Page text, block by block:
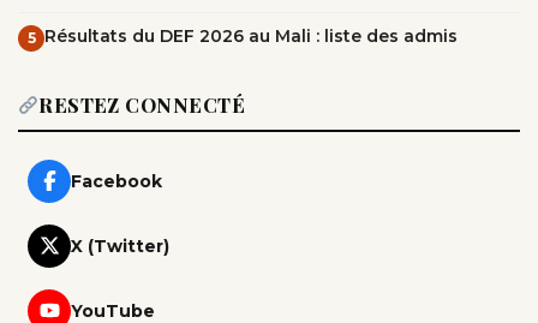
5 Résultats du DEF 2026 au Mali : liste des admis
RESTEZ CONNECTÉ
Facebook
X (Twitter)
YouTube